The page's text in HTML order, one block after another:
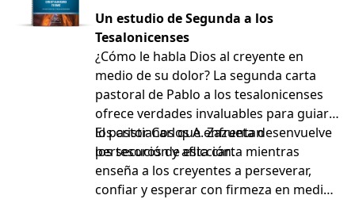
Un estudio de Segunda a los
Tesalonicenses
¿Cómo le habla Dios al creyente en
medio de su dolor? La segunda carta
pastoral de Pablo a los tesalonicenses
ofrece verdades invaluables para guiar a
los cristianos que enfrentan
persecución y aflicción.
El pastor Carlos A. Zazueta desenvuelve
los tesoros de esta carta mientras
enseña a los creyentes a perseverar,
confiar y esperar con firmeza en medio